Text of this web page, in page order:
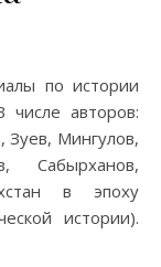
числе авторов:
Зуев, Мингулов,
Сабырханов,
в эпоху
истории).